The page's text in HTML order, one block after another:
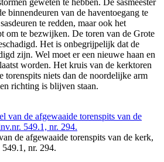
geweten te hebben. De sasmeester
binnendeuren van de haventoegang te
te redden, maar ook het
om te bezwijken. De toren van de Grote
Het is onbegrijpelijk dat de
zijn. Wel moet er een nieuwe haan en
worden. Het kruis van de kerktoren
torenspits niets dan de noordelijke arm
richting is blijven staan.
de afgewaaide torenspits van de kerk,
nr. 294.